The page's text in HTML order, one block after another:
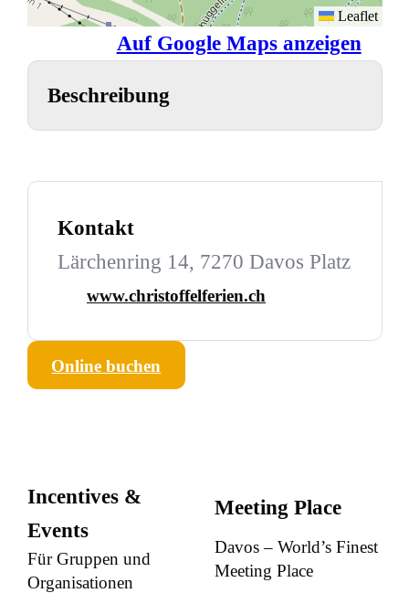
Leaflet
Auf Google Maps anzeigen
Beschreibung
Kontakt
Lärchenring 14, 7270 Davos Platz
www.christoffelferien.ch
Online buchen
Incentives &
Events
Für Gruppen und
Organisationen
Meeting Place
Davos – World’s Finest
Meeting Place